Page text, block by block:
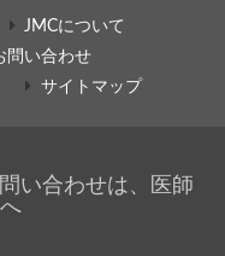
JMCについて
問い合わせ
サイトマップ
い合わせは、医師